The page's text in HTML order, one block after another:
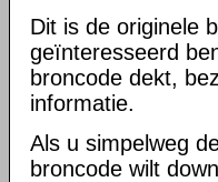
Dit is de originele
geïnteresseerd
broncode dekt,
informatie.
Als u simpelweg
broncode wilt